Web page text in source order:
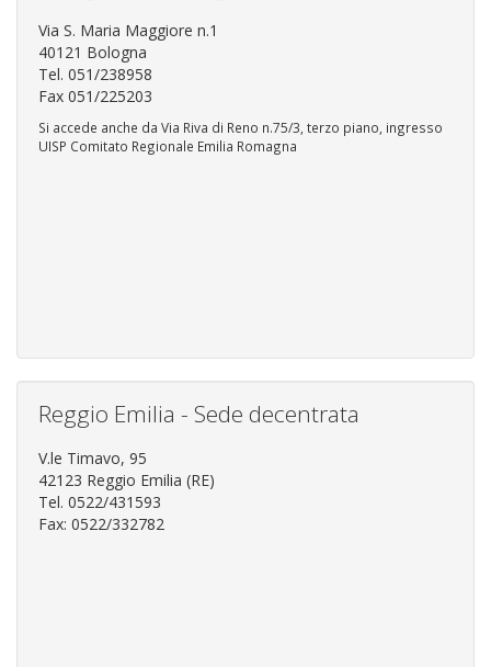
Via S. Maria Maggiore n.1
40121 Bologna
Tel. 051/238958
Fax 051/225203
Si accede anche da Via Riva di Reno n.75/3, terzo piano, ingresso
UISP Comitato Regionale Emilia Romagna
Reggio Emilia - Sede decentrata
V.le Timavo, 95
42123 Reggio Emilia (RE)
Tel. 0522/431593
Fax: 0522/332782